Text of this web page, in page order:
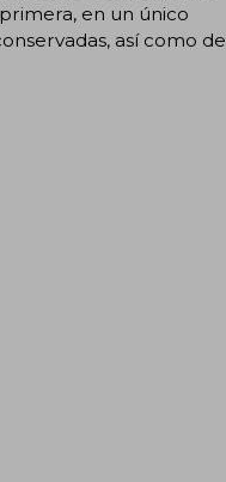
en un único
así como de